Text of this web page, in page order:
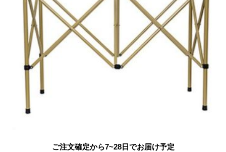
ご注文確定から7~28日でお届け予定